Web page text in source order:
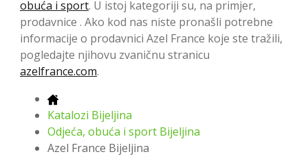
obuća i sport. U istoj kategoriji su, na primjer,
prodavnice . Ako kod nas niste pronašli potrebne
informacije o prodavnici Azel France koje ste tražili,
pogledajte njihovu zvaničnu stranicu
azelfrance.com.
Katalozi Bijeljina
Odjeća, obuća i sport Bijeljina
Azel France Bijeljina